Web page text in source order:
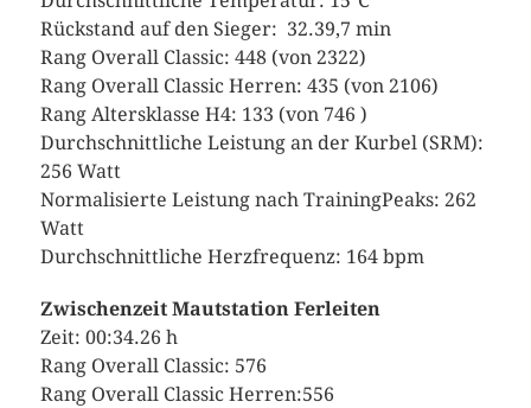
Rückstand auf den Sieger: 32.39,7 min
Rang Overall Classic: 448 (von 2322)
Rang Overall Classic Herren: 435 (von 2106)
Rang Altersklasse H4: 133 (von 746 )
Durchschnittliche Leistung an der Kurbel (SRM):
256 Watt
Normalisierte Leistung nach TrainingPeaks: 262
Watt
Durchschnittliche Herzfrequenz: 164 bpm
Zwischenzeit Mautstation Ferleiten
Zeit: 00:34.26 h
Rang Overall Classic: 576
Rang Overall Classic Herren:556